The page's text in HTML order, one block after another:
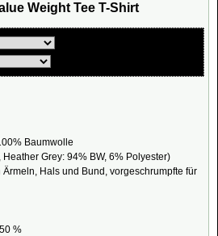
Weight Tee T-Shirt
Baumwolle
Grey: 94% BW, 6% Polyester)
Hals und Bund, vorgeschrumpfte für
%